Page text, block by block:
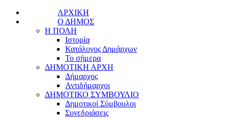
ΑΡΧΙΚΗ
Ο ΔΗΜΟΣ
Η ΠΟΛΗ
Ιστορία
Κατάλογος Δημάρχων
Το σήμερα
ΔΗΜΟΤΙΚΗ ΑΡΧΗ
Δήμαρχος
Αντιδήμαρχοι
ΔΗΜΟΤΙΚΟ ΣΥΜΒΟΥΛΙΟ
Δημοτικοί Σύμβουλοι
Συνεδριάσεις